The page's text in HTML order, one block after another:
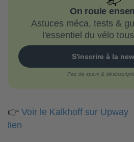
On roule
Astuces méca, tests &
l'essentiel du vélo
S'inscrire à la
Pas de spam &
👉 Voir le Kalkhoff sur Upway
lien